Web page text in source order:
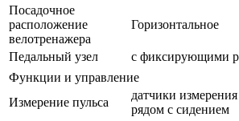
Посадочное
расположение
велотренажера
Горизонтальное
Педальный узел
с фиксирующими
Функции и управление
Измерение пульса
датчики
рядом с сидением